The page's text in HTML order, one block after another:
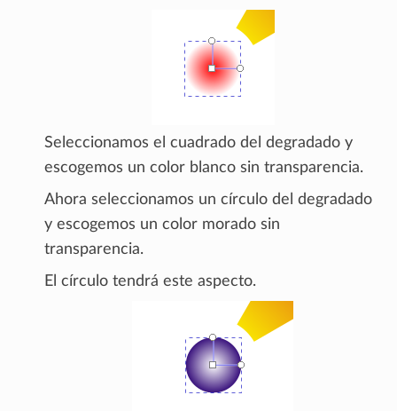
Seleccionamos el cuadrado del degradado y
escogemos un color blanco sin transparencia.
Ahora seleccionamos un círculo del degradado
y escogemos un color morado sin
transparencia.
El círculo tendrá este aspecto.